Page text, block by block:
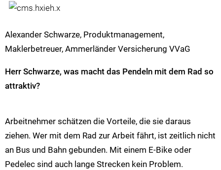
Alexander Schwarze, Produktmanagement,
Maklerbetreuer, Ammerländer Versicherung VVaG
Herr Schwarze, was macht das Pendeln mit dem Rad so
attraktiv?
Arbeitnehmer schätzen die Vorteile, die sie daraus
ziehen. Wer mit dem Rad zur Arbeit fährt, ist zeitlich nicht
an Bus und Bahn gebunden. Mit einem E-Bike oder
Pedelec sind auch lange Strecken kein Problem.